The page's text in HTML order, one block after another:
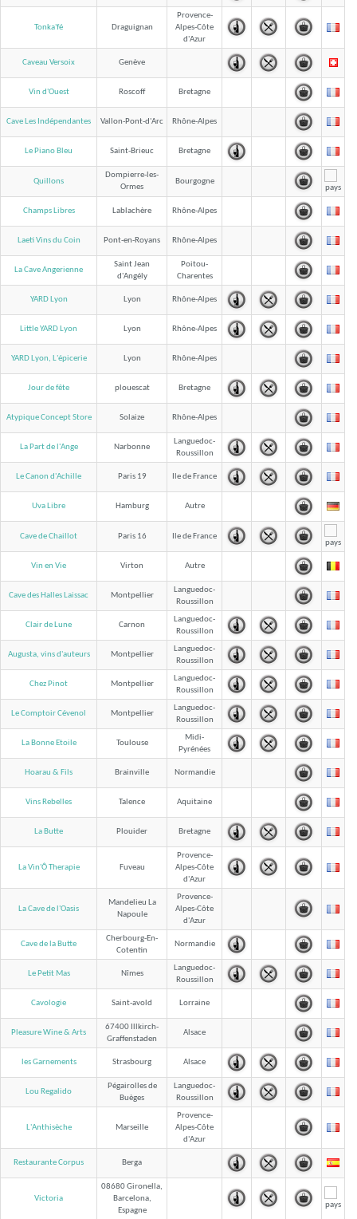
Tonka'fé Draguignan
Provence-
Alpes-Côte
d'Azur
Caveau Versoix Genève
Vin d'Ouest Roscoff Bretagne
Cave Les Indépendantes Vallon-Pont-d'Arc Rhône-Alpes
Le Piano Bleu Saint-Brieuc Bretagne
Quillons
Dompierre-les-
Ormes
Bourgogne
Champs Libres Lablachère Rhône-Alpes
Laeti Vins du Coin Pont-en-Royans Rhône-Alpes
La Cave Angerienne
Saint Jean
d'Angély
Poitou-
Charentes
YARD Lyon Lyon Rhône-Alpes
Little YARD Lyon Lyon Rhône-Alpes
YARD Lyon, L'épicerie Lyon Rhône-Alpes
Jour de fête plouescat Bretagne
Atypique Concept Store Solaize Rhône-Alpes
La Part de l'Ange Narbonne
Languedoc-
Roussillon
Le Canon d'Achille Paris 19 Ile de France
Uva Libre Hamburg Autre
Cave de Chaillot Paris 16 Ile de France
Vin en Vie Virton Autre
Cave des Halles Laissac Montpellier
Languedoc-
Roussillon
Clair de Lune Carnon
Languedoc-
Roussillon
Augusta, vins d'auteurs Montpellier
Languedoc-
Roussillon
Chez Pinot Montpellier
Languedoc-
Roussillon
Le Comptoir Cévenol Montpellier
Languedoc-
Roussillon
La Bonne Etoile Toulouse
Midi-
Pyrénées
Hoarau & Fils Brainville Normandie
Vins Rebelles Talence Aquitaine
La Butte Plouider Bretagne
La Vin'Ô Therapie Fuveau
Provence-
Alpes-Côte
d'Azur
La Cave de l'Oasis
Mandelieu La
Napoule
Provence-
Alpes-Côte
d'Azur
Cave de la Butte
Cherbourg-En-
Cotentin
Normandie
Le Petit Mas Nîmes
Languedoc-
Roussillon
Cavologie Saint-avold Lorraine
Pleasure Wine & Arts
67400 Illkirch-
Graffenstaden
Alsace
les Garnements Strasbourg Alsace
Lou Regalido
Pégairolles de
Buèges
Languedoc-
Roussillon
L'Anthisèche Marseille
Provence-
Alpes-Côte
d'Azur
Restaurante Corpus Berga
Victoria
08680 Gironella,
Barcelona,
Espagne